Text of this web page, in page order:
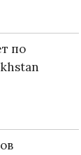
по